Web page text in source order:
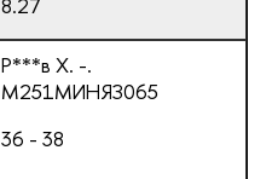
Р***в Х. -.
М251МИНЯЗ065
36 - 38